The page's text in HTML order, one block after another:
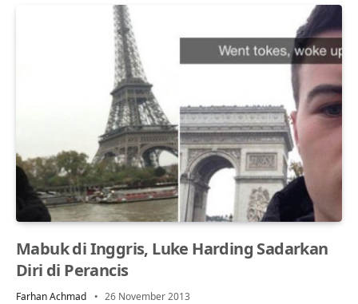
Mabuk di Inggris, Luke Harding Sadarkan
Diri di Perancis
Farhan Achmad 26 November 2013